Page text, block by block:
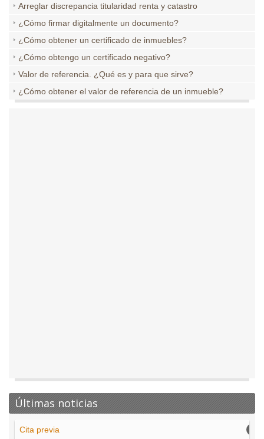
Arreglar discrepancia titularidad renta y catastro
¿Cómo firmar digitalmente un documento?
¿Cómo obtener un certificado de inmuebles?
¿Cómo obtengo un certificado negativo?
Valor de referencia. ¿Qué es y para que sirve?
¿Cómo obtener el valor de referencia de un inmueble?
Últimas noticias
Cita previa